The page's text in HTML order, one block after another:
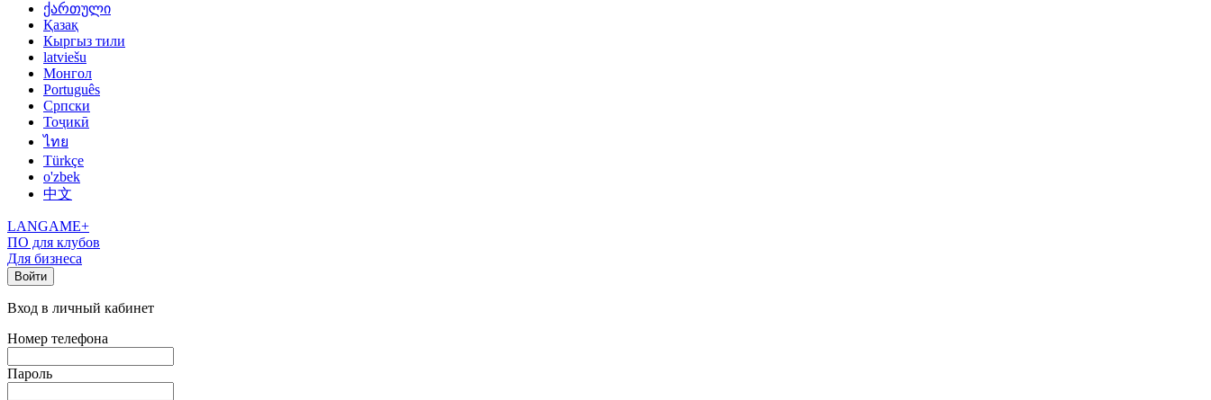
ქართული
Қазақ
Кыргыз тили
latviešu
Монгол
Português
Српски
Тоҷикӣ
ไทย
Türkçe
o'zbek
中文
LANGAME+
ПО для клубов
Для бизнеса
Войти
Вход в личный кабинет
Номер телефона
Пароль